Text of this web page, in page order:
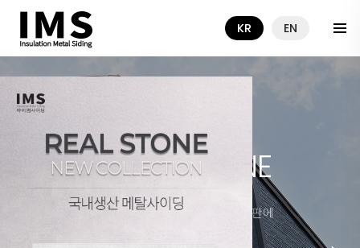
KR EN
LONGISH STONE
아이엠사이딩은 알루미늄 아연 합금도금 강판에